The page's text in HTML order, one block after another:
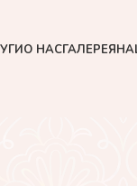
О НАСГАЛЕРЕЯ